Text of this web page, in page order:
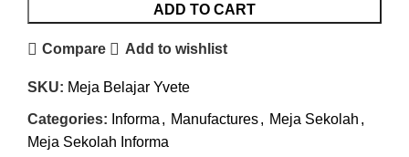
ADD TO CART
Compare Add to wishlist
SKU: Meja Belajar Yvete
Categories: Informa , Manufactures, Meja Sekolah ,
Meja Sekolah Informa